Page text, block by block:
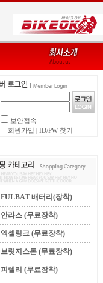
보안접속
회원가입
ID/PW 찾기
FULBAT 배터리(장착)
안라스 (무료장착)
엑셀링크 (무료장착)
브릿지스톤 (무료장착)
피렐리 (무료장착)